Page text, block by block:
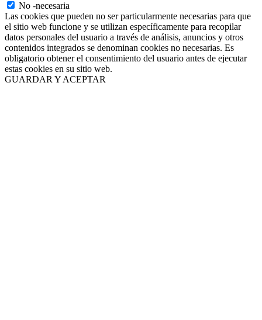
No -necesaria
Las cookies que pueden no ser particularmente necesarias para que
el sitio web funcione y se utilizan específicamente para recopilar
datos personales del usuario a través de análisis, anuncios y otros
contenidos integrados se denominan cookies no necesarias. Es
obligatorio obtener el consentimiento del usuario antes de ejecutar
estas cookies en su sitio web.
GUARDAR Y ACEPTAR